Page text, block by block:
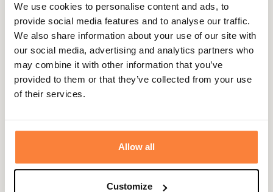
We use cookies to personalise content and ads, to
provide social media features and to analyse our traffic.
We also share information about your use of our site with
our social media, advertising and analytics partners who
may combine it with other information that you’ve
provided to them or that they’ve collected from your use
of their services.
Allow all
Customize
Description
Aiglevous propose Les Bottes CESSAC Lady parfaites
pour le jardin.
Elles sont étudiées pour conserver une grande aisance
dans vos les mouvements grâce à une hauteur de tige
intermédiaire. Ces bottes Aigles pour le jardin sont
naturel Gomma Plus®.
Fidèle à la qualité française, Aigle met l'accent sur le
confort. les bottes CESSAC disposent d'une doublure très